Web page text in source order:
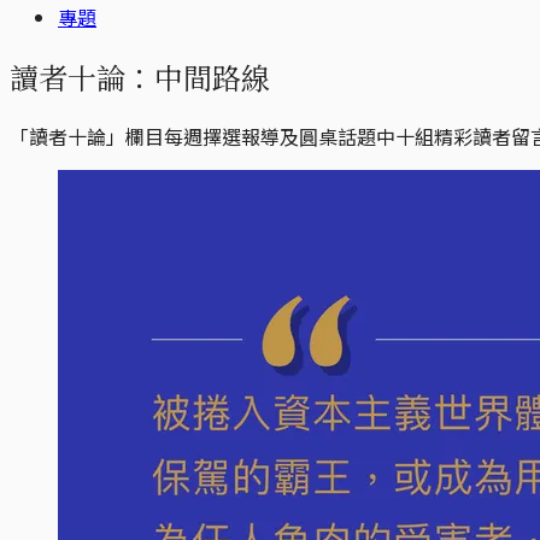
專題
讀者十論：中間路線
「讀者十論」欄目每週擇選報導及圓桌話題中十組精彩讀者留